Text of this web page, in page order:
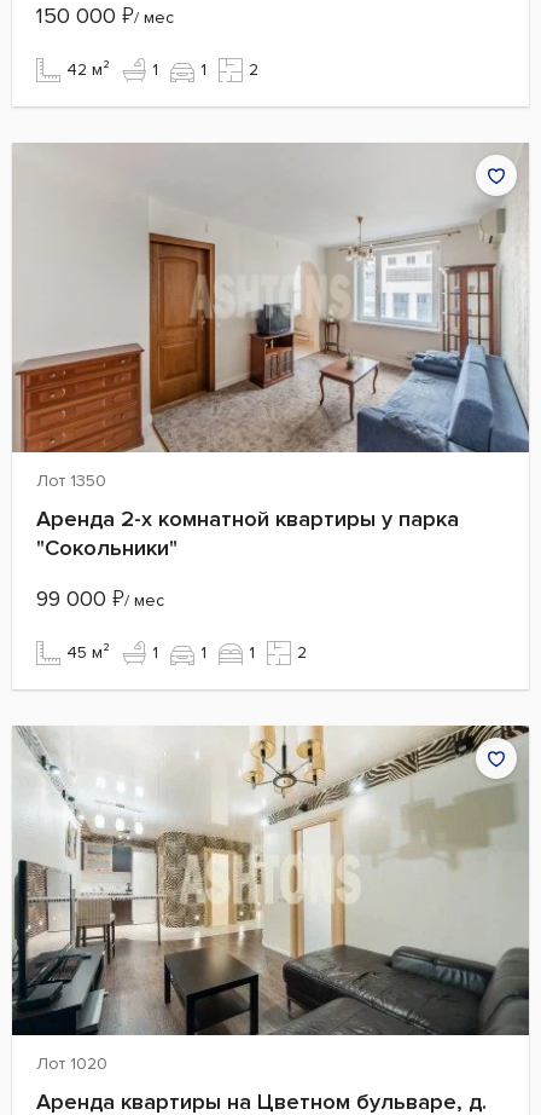
150 000 ₽/ мес
42 м² 1 1 2
Лот 1350
Аренда 2-х комнатной квартиры у парка
"Сокольники"
99 000 ₽/ мес
45 м² 1 1 1 2
Лот 1020
Аренда квартиры на Цветном бульваре, д.